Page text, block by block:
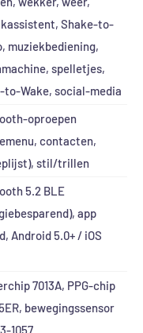
Shake-to-
muziekbediening,
spelletjes,
to-Wake, social-media
oproepen
contacten,
stil/trillen
5.2 BLE
app
Android 5.0+ / iOS
7013A, PPG-chip
bewegingssensor